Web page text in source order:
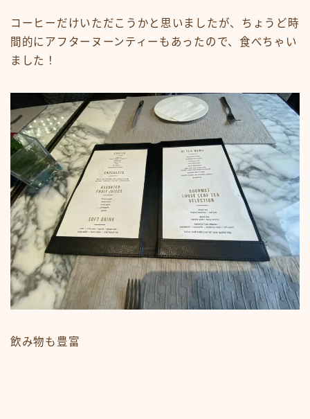
コーヒーだけいただこうかと思いましたが、ちょうど時
間的にアフターヌーンティーもあったので、食べちゃい
ました！
飲み物も豊富